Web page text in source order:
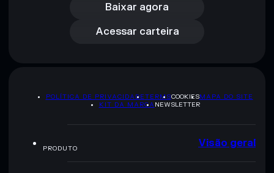
Baixar agora
Acessar carteira
Acessar carteira
POLÍTICA DE PRIVACIDADETERMSCOOKIESMAPA DO SITE
KIT DA MARCA NEWSLETTER
PRODUTO Visão geral